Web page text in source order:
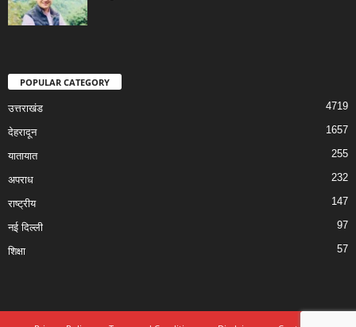
POPULAR CATEGORY
उत्तराखंड 4719
देहरादून 1657
यातायात 255
अपराध 232
राष्ट्रीय 147
नई दिल्ली 97
शिक्षा 57